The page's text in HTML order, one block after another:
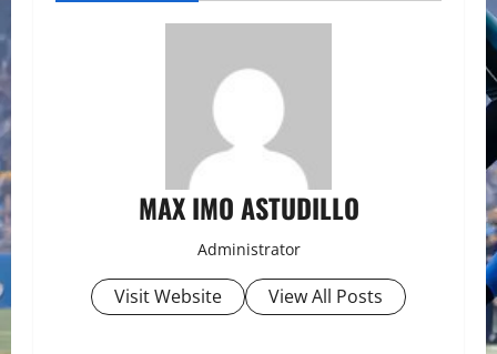
MAX IMO ASTUDILLO
Administrator
Visit Website View All Posts